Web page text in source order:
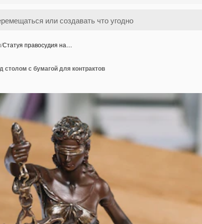
/Статуя правосудия на…
столом с бумагой для контрактов